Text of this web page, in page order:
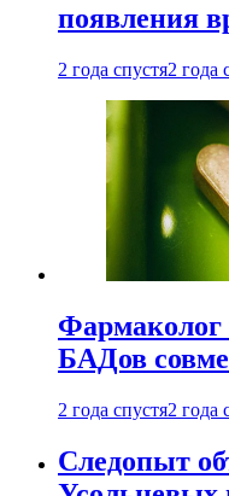
появления
2 года спустя2 года
Фармаколог
БАДов
2 года спустя2 года
Следопыт